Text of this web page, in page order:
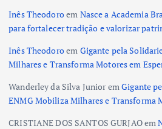
Inês Theodoroem Nasce a Academia
para fortalecer tradição e valorizar
Inês Theodoroem Gigante pela
Milhares e Transforma Motores em
Wanderley da Silva JunioremGigante
ENMG Mobiliza Milhares e Transforma
CRISTIANE DOS SANTOS GURJAOem